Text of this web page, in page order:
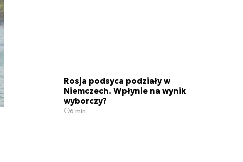
Rosja podsyca podziały w
Niemczech. Wpłynie na wynik
wyborczy?
6 min.